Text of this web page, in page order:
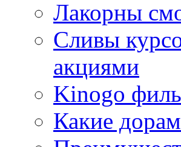
Лакорны
Сливы
акциями
Kinogo
Какие